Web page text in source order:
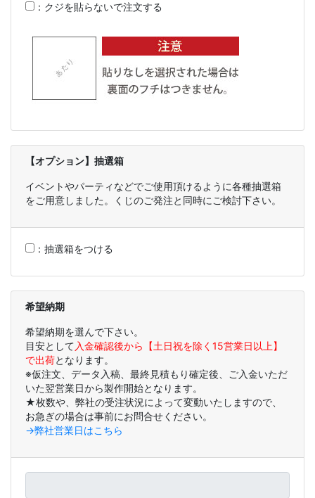
： クジを貼らないで注文する
【オプション】抽選箱
イベントやパーティなどでご使用頂けるように各種抽選箱
をご用意しました。くじのご発注と同時にご検討下さい。
： 抽選箱をつける
希望納期
希望納期を選んで下さい。
目安として 入金確認後から【土日祝を除く15営業日以上】
で出荷となります。
※仮注文、データ入稿、最終見積もり確定後、ご入金いただ
いた翌営業日から製作開始となります。
★枚数や、弊社の受注状況によって変動いたしますので、
お急ぎの場合は事前にお問合せください。
→弊社営業日はこちら